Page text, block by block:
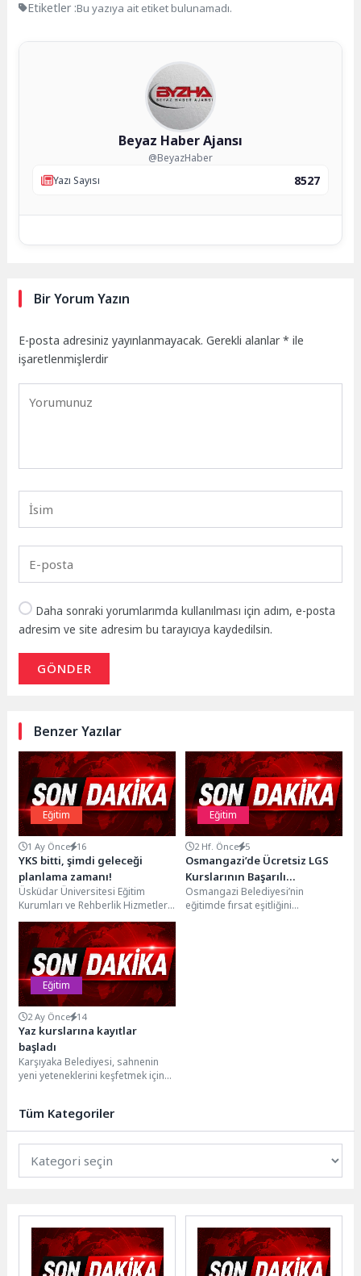
Etiketler :Bu yazıya ait etiket bulunamadı.
Beyaz Haber Ajansı
@BeyazHaber
Yazı Sayısı
8527
Bir Yorum Yazın
E-posta adresiniz yayınlanmayacak. Gerekli alanlar* ile
işaretlenmişlerdir
Daha sonraki yorumlarımda kullanılması için adım, e-posta
adresim ve site adresim bu tarayıcıya kaydedilsin.
GÖNDER
Benzer Yazılar
Eğitim
1 Ay Önce 16
YKS bitti, şimdi geleceği
planlama zamanı!
Üsküdar Üniversitesi Eğitim
Kurumları ve Rehberlik Hizmetleri
Yöneticisi Uzman Psikolojik
Danışman Özgür Akoğlan, 20-21
Haziran...
Eğitim
2 Hf. Önce 5
Osmangazi’de Ücretsiz LGS
Kurslarının Başarılı
Öğrencileri Başkan Aydın’la
Buluştu
Osmangazi Belediyesi’nin
eğitimde fırsat eşitliğini
Eğitim
2 Ay Önce 14
Yaz kurslarına kayıtlar
başladı
Karşıyaka Belediyesi, sahnenin
yeni yeteneklerini keşfetmek için
Tiyatrosu çatısı altında 8-17 yaş...
Tüm Kategoriler